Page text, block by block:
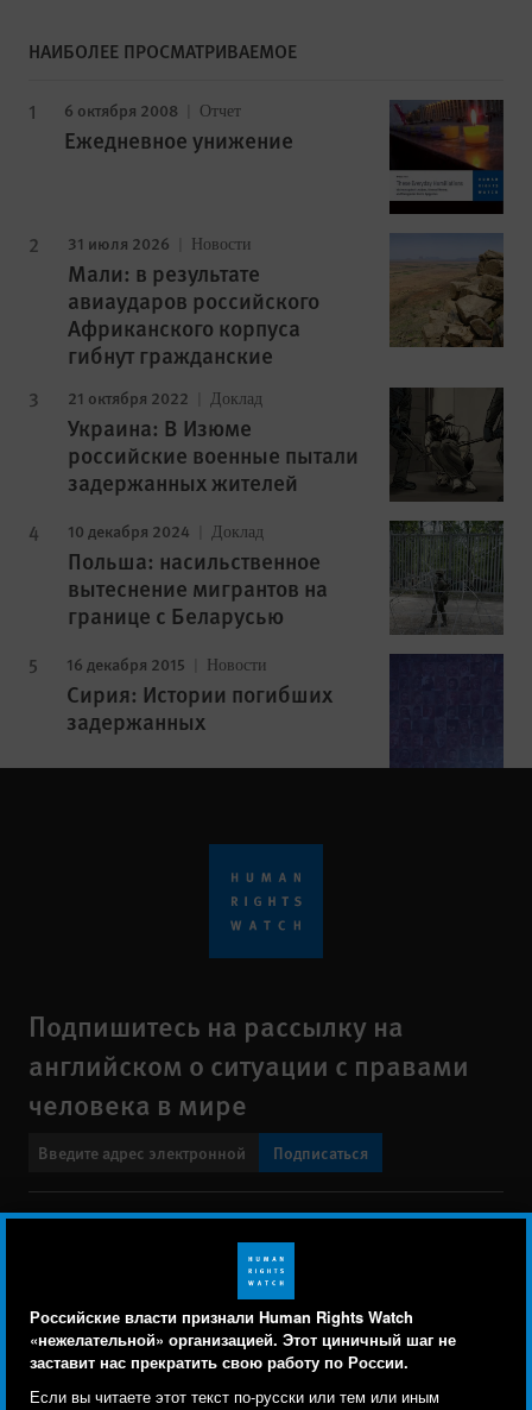
Российские власти признали Human Rights Watch
«нежелательной» организацией. Этот циничный шаг не
заставит нас прекратить свою работу по России.
Если вы читаете этот текст по-русски или тем или иным
НАИБОЛЕЕ ПРОСМАТРИВАЕМОЕ
6 октября 2008 Отчет
Ежедневное унижение
31 июля 2026 Новости
Мали: в результате
авиаударов российского
Африканского корпуса
гибнут гражданские
21 октября 2022 Доклад
Украина: В Изюме
российские военные пытали
задержанных жителей
10 декабря 2024 Доклад
Польша: насильственное
вытеснение мигрантов на
границе с Беларусью
16 декабря 2015 Новости
Сирия: Истории погибших
задержанных
Подпишитесь на рассылку на
английском о ситуации с правами
человека в мире
Подписаться
Свяжитесь с нами
menu
Заявление о политике конфиденциальности
Карта сайта
Text Version
Human Rights Watch cookie preferences
Мы используем файлы cookie, технологии